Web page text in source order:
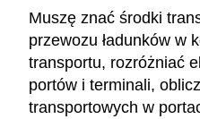
Muszę znać środki
przewozu ładunków w
transportu, rozróżniać
portów i terminali,
transportowych w